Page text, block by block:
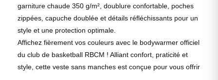
garniture chaude 350 g/m², doublure confortable, poches
zippées, capuche doublée et détails réfléchissants pour un
style et une protection optimale.
Affichez fièrement vos couleurs avec le bodywarmer officiel
du club de basketball RBCM ! Alliant confort, praticité et
style, cette veste sans manches est conçue pour vous offrir